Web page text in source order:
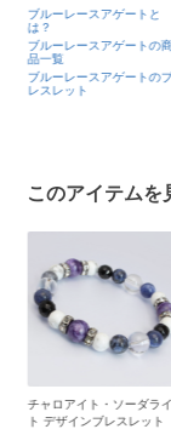
の商
のブ
運気：仕事運 ｜
願
翡翠の商品一覧
翡翠のブレスレット
このアイテムを
ーダライ
レット
スノークォーツ
ルブレスレット